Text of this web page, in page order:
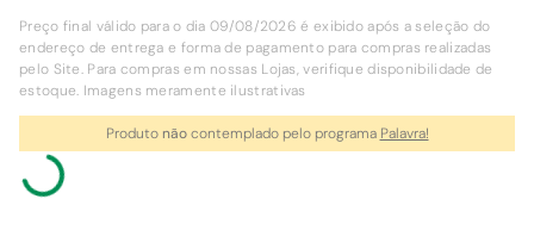
Preço final válido para o dia 09/08/2026 é exibido após a seleção do
endereço de entrega e forma de pagamento para compras realizadas
pelo Site. Para compras em nossas Lojas, verifique disponibilidade de
estoque. Imagens meramente ilustrativas
Produto nãocontemplado pelo programa Palavra!